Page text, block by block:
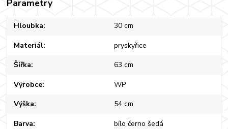
Parametry
Hloubka 30 cm
Materiál pryskyřice
Šířka 63 cm
Výrobce WP
Výška 54 cm
Barva bílo černo šedá